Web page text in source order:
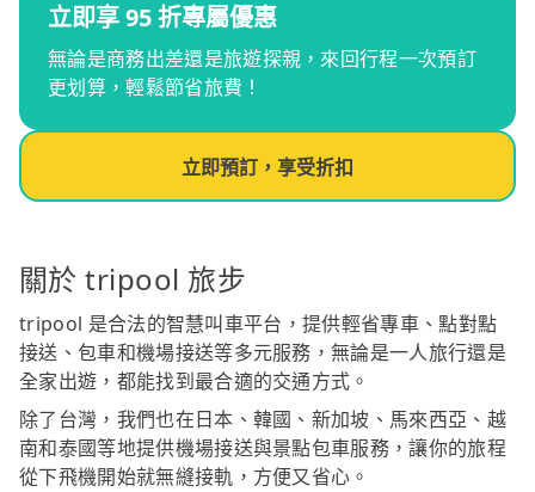
立即享 95 折專屬優惠
無論是商務出差還是旅遊探親，來回行程一次預訂
更划算，輕鬆節省旅費！
立即預訂，享受折扣
關於 tripool 旅步
tripool 是合法的智慧叫車平台，提供輕省專車、點對點
接送、包車和機場接送等多元服務，無論是一人旅行還是
全家出遊，都能找到最合適的交通方式。
除了台灣，我們也在日本、韓國、新加坡、馬來西亞、越
南和泰國等地提供機場接送與景點包車服務，讓你的旅程
從下飛機開始就無縫接軌，方便又省心。